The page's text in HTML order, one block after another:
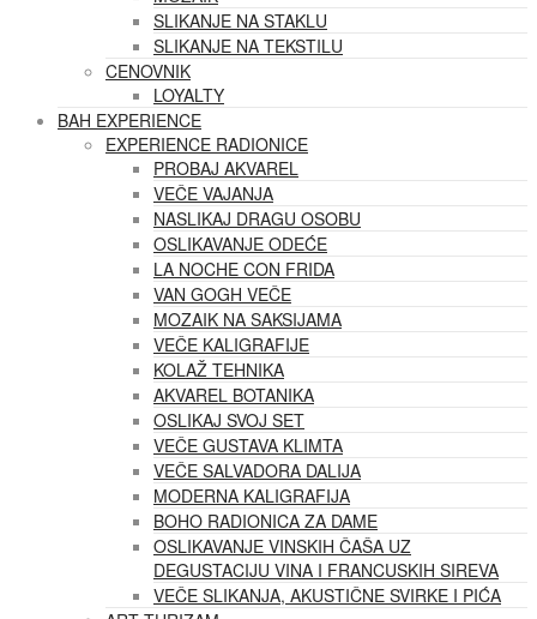
SLIKANJE NA STAKLU
SLIKANJE NA TEKSTILU
CENOVNIK
LOYALTY
BAH EXPERIENCE
EXPERIENCE RADIONICE
PROBAJ AKVAREL
VEČE VAJANJA
NASLIKAJ DRAGU OSOBU
OSLIKAVANJE ODEĆE
LA NOCHE CON FRIDA
VAN GOGH VEČE
MOZAIK NA SAKSIJAMA
VEČE KALIGRAFIJE
KOLAŽ TEHNIKA
AKVAREL BOTANIKA
OSLIKAJ SVOJ SET
VEČE GUSTAVA KLIMTA
VEČE SALVADORA DALIJA
MODERNA KALIGRAFIJA
BOHO RADIONICA ZA DAME
OSLIKAVANJE VINSKIH ČAŠA UZ
DEGUSTACIJU VINA I FRANCUSKIH SIREVA
VEČE SLIKANJA, AKUSTIČNE SVIRKE I PIĆA